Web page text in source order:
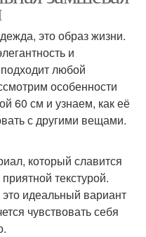
это образ жизни.
и
любой
особенности
60 см и узнаем, как её
с другими вещами.
который славится
текстурой.
идеальный вариант
чувствовать себя